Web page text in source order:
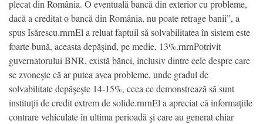
plecat din România. O eventuală bancă din exterior cu probleme,
dacă a creditat o bancă din România, nu poate retrage banii”, a
spus Isărescu.rnrnEl a reluat faptuil să solvabilitatea în sistem este
foarte bună, aceasta depăşind, pe medie, 13%.rnrnPotrivit
guvernatorului BNR, există bănci, inclusiv dintre cele despre care
se zvoneşte că ar putea avea probleme, unde gradul de
solvabilitate depăşeşte 14-15%, ceea ce demonstrează să sunt
instituţii de credit extrem de solide.rnrnEl a apreciat că informaţiile
contrare vehiculate în ultima perioadă şi care au generat chiar